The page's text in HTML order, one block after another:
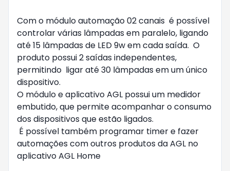
Com o módulo automação 02 canais é possível
controlar várias lâmpadas em paralelo, ligando
até 15 lâmpadas de LED 9w em cada saída. O
produto possui 2 saídas independentes,
permitindo ligar até 30 lâmpadas em um único
dispositivo.
O módulo e aplicativo AGL possui um medidor
embutido, que permite acompanhar o consumo
dos dispositivos que estão ligados.
É possível também programar timer e fazer
automações com outros produtos da AGL no
aplicativo AGL Home